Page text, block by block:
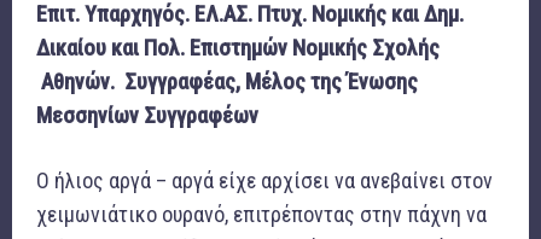
Επιτ. Υπαρχηγός. ΕΛ.ΑΣ. Πτυχ. Νομικής και Δημ.
Δικαίου και Πολ. Επιστημών Νομικής Σχολής
Αθηνών. Συγγραφέας, Μέλος της Ένωσης
Μεσσηνίων Συγγραφέων
Ο ήλιος αργά – αργά είχε αρχίσει να ανεβαίνει στον
χειμωνιάτικο ουρανό, επιτρέποντας στην πάχνη να